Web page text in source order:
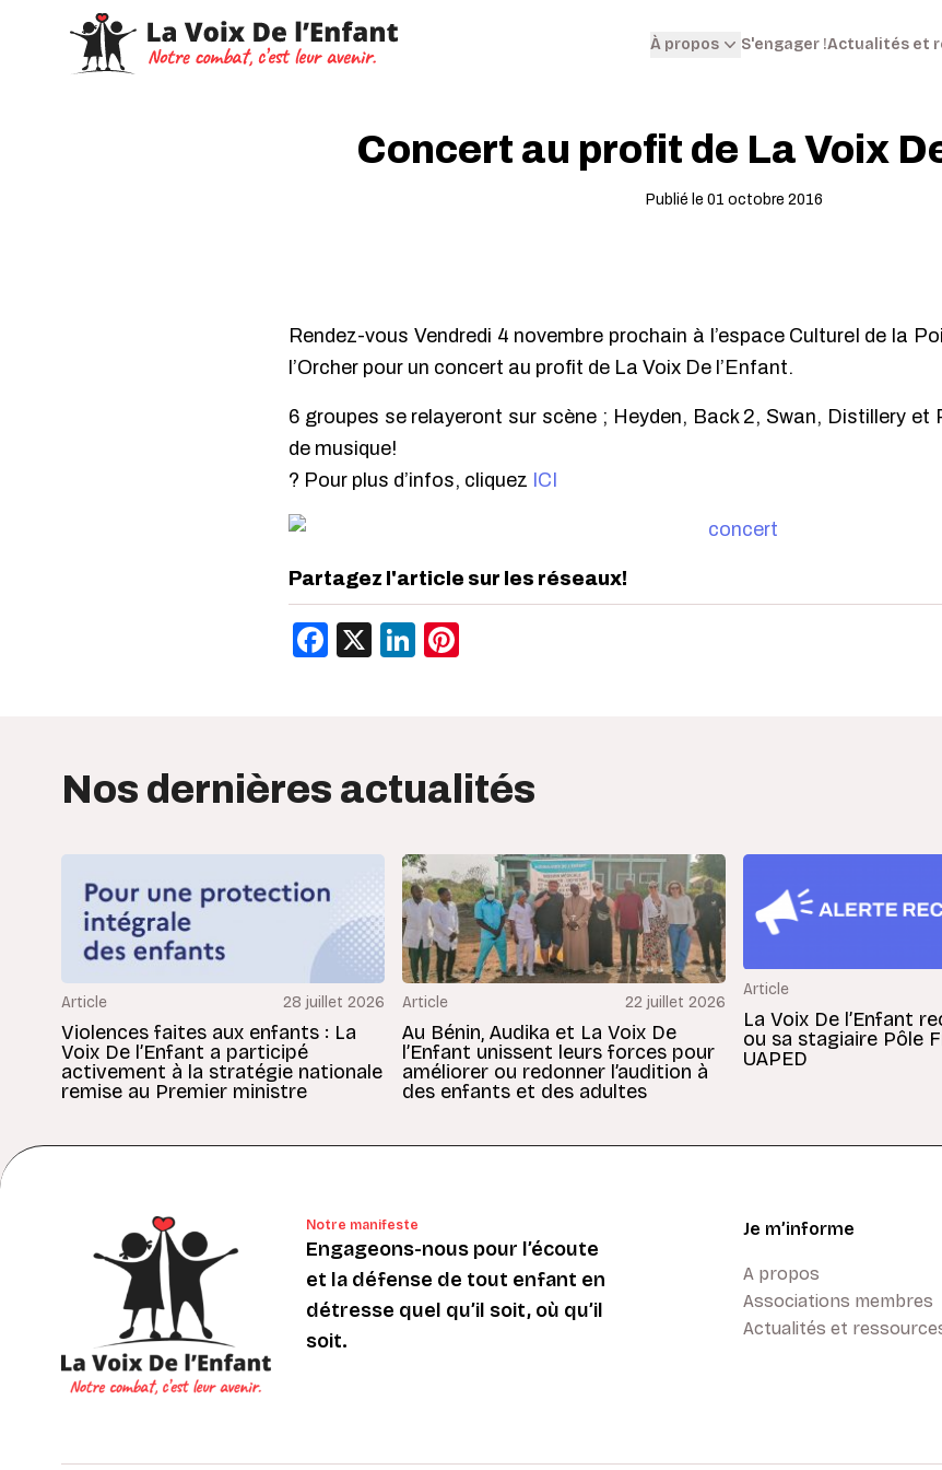
À propos S'engager !Actualités et
Concert au profit de La Voix
Publié le 01 octobre 2016
Rendez-vous Vendredi 4 novembre prochain à l’espace Culturel de la
l’Orcher pour un concert au profit de La Voix De l’Enfant.
6 groupes se relayeront sur scène ; Heyden, Back 2, Swan, Distillery et
de musique!
? Pour plus d’infos, cliquez ICI
Partagez l'article sur les réseaux!
Facebook
X LinkedIn
Nos dernières actualités
Article 28 juillet 2026
Violences faites aux enfants : La
Voix De l’Enfant a participé
activement à la stratégie nationale
remise au Premier ministre
Article 22 juillet 2026
Au Bénin, Audika et La Voix De
l’Enfant unissent leurs forces pour
améliorer ou redonner l’audition à
des enfants et des adultes
Article
La Voix De l’Enfant
ou sa stagiaire Pôle
UAPED
Notre manifeste
Engageons-nous pour l’écoute
et la défense de tout enfant en
détresse quel qu’il soit, où qu’il
soit.
Je m’informe
A propos
Associations membres
Actualités et